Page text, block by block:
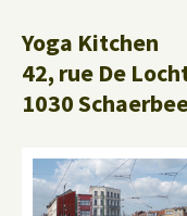
Yoga Kitchen
42, rue De
1030